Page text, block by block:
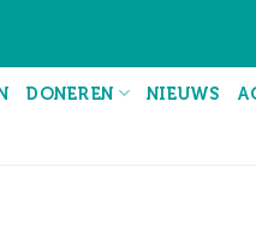
DONEREN NIEUWS